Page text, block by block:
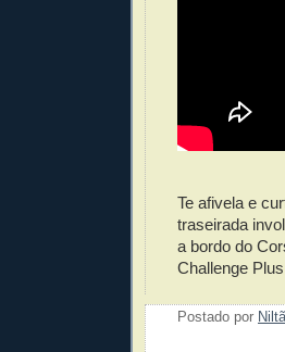
Te afivela e
traseirada
a bordo do
Challenge
Postado por